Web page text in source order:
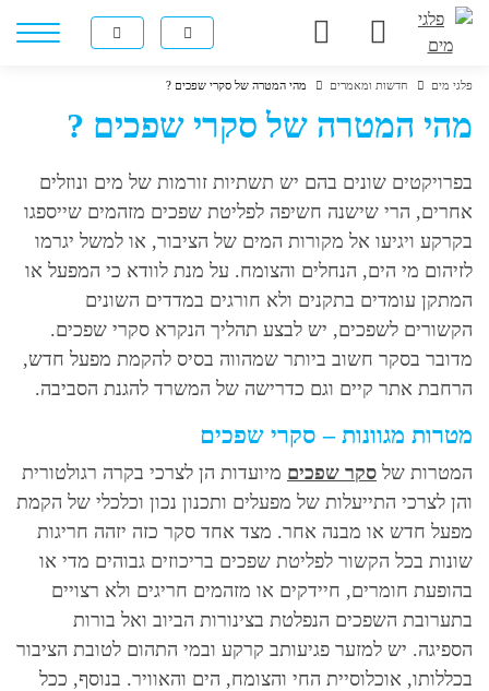
פלגי מים חדשות ומאמרים מהי המטרה של סקרי שפכים ?
מהי המטרה של סקרי שפכים ?
בפרויקטים שונים בהם יש תשתיות זורמות של מים ונוזלים
אחרים, הרי שישנה חשיפה לפליטת שפכים מזהמים שייספגו
בקרקע ויגיעו אל מקורות המים של הציבור, או למשל יגרמו
לזיהום מי הים, הנחלים והצומח. על מנת לוודא כי המפעל או
המתקן עומדים בתקנים ולא חורגים במדדים השונים
הקשורים לשפכים, יש לבצע תהליך הנקרא סקרי שפכים.
מדובר בסקר חשוב ביותר שמהווה בסיס להקמת מפעל חדש,
הרחבת אתר קיים וגם כדרישה של המשרד להגנת הסביבה.
מטרות מגוונות – סקרי שפכים
המטרות של סקר שפכים מיועדות הן לצרכי בקרה רגולטורית
והן לצרכי התייעלות של מפעלים ותכנון נכון וכלכלי של הקמת
מפעל חדש או מבנה אחר. מצד אחד סקר כזה יזהה חריגות
שונות בכל הקשור לפליטת שפכים בריכוזים גבוהים מדי או
בהופעת חומרים, חיידקים או מזהמים חריגים ולא רצויים
בתערובת השפכים הנפלטת בצינורות הביוב ואל בורות
הספיגה. יש למזער פגיעותב קרקע ובמי התהום לטובת הציבור
בכללותו, אוכלוסיית החי והצומח, הים והאוויר. בנוסף, ככל